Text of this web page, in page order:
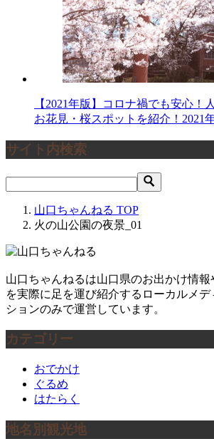
【2021年版】コロナ禍でも安心！
お花見・桜スポットを紹介！ 2021
サイト内検索
山口ちゃんねる TOP
火の山公園の夜景_01
山口ちゃんねるは山口県のお出かけ情報
を実際に足を運び紹介するローカルメ
ションのみで運営しています。
カテゴリー
おでかけ
ぐるめ
はたらく
地名別観光地